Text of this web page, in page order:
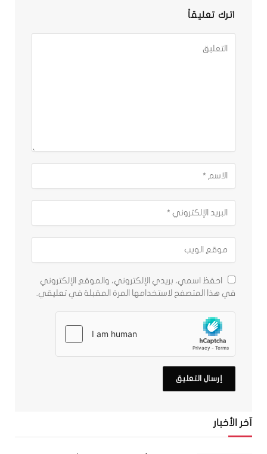
اترك تعليقاً
احفظ اسمي، بريدي الإلكتروني، والموقع الإلكتروني
في هذا المتصفح لاستخدامها المرة المقبلة في تعليقي.
آخر الأخبار